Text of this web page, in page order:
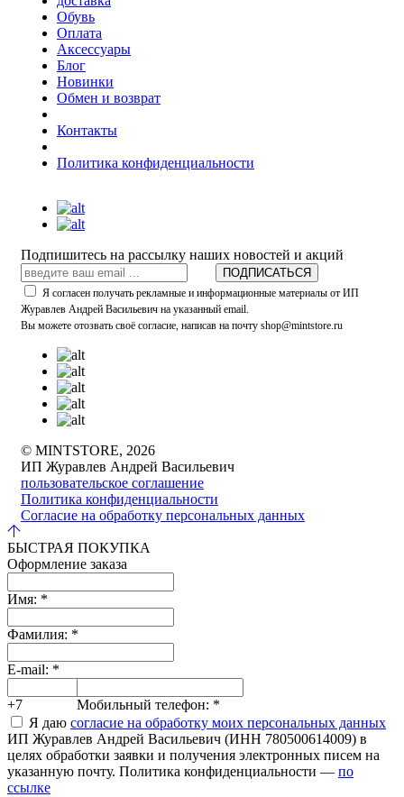
Обувь
Оплата
Аксессуары
Блог
Новинки
Обмен и возврат
Контакты
Политика конфиденциальности
Подпишитесь на рассылку наших новостей и акций
ПОДПИСАТЬСЯ
Я согласен получать рекламные и информационные материалы от ИП
Журавлев Андрей Васильевич на указанный email.
Вы можете отозвать своё согласие, написав на почту shop@mintstore.ru
© MINTSTORE, 2026
ИП Журавлев Андрей Васильевич
пользовательское соглашение
Политика конфиденциальности
Согласие на обработку персональных данных
БЫСТРАЯ ПОКУПКА
Оформление заказа
Имя: *
Фамилия: *
E-mail: *
+7 Мобильный телефон: *
Я даю согласие на обработку моих персональных данных
ИП Журавлев Андрей Васильевич (ИНН 780500614009) в
целях обработки заявки и получения электронных писем на
указанную почту. Политика конфиденциальности — по
ссылке